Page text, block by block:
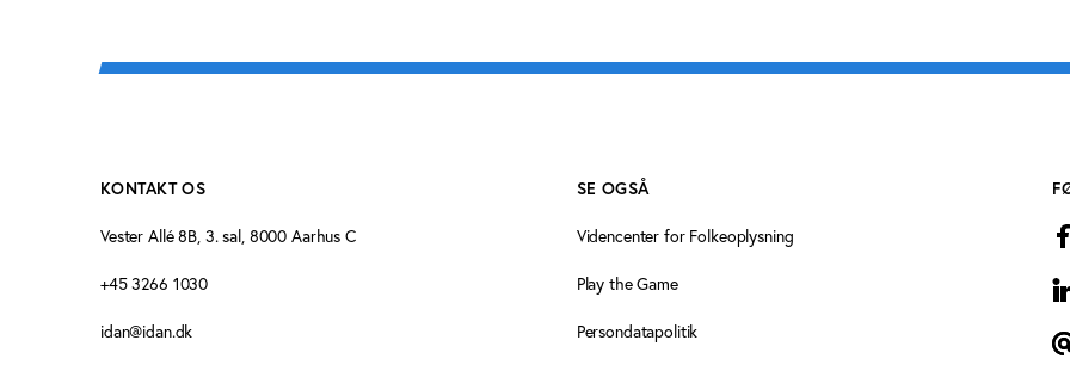
KONTAKT OS
Vester Allé 8B, 3. sal, 8000 Aarhus C
+45 3266 1030
idan@idan.dk
SE OGSÅ
Videncenter for Folkeoplysning
Play the Game
Persondatapolitik